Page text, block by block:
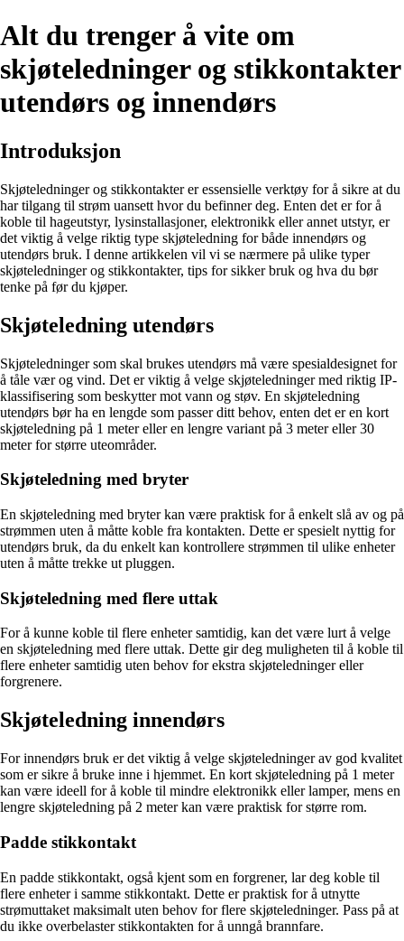
Alt du trenger å vite om
skjøteledninger og stikkontakter
utendørs og innendørs
Introduksjon
Skjøteledninger og stikkontakter er essensielle verktøy for å sikre at du
har tilgang til strøm uansett hvor du befinner deg. Enten det er for å
koble til hageutstyr, lysinstallasjoner, elektronikk eller annet utstyr, er
det viktig å velge riktig type skjøteledning for både innendørs og
utendørs bruk. I denne artikkelen vil vi se nærmere på ulike typer
skjøteledninger og stikkontakter, tips for sikker bruk og hva du bør
tenke på før du kjøper.
Skjøteledning utendørs
Skjøteledninger som skal brukes utendørs må være spesialdesignet for
å tåle vær og vind. Det er viktig å velge skjøteledninger med riktig IP-
klassifisering som beskytter mot vann og støv. En skjøteledning
utendørs bør ha en lengde som passer ditt behov, enten det er en kort
skjøteledning på 1 meter eller en lengre variant på 3 meter eller 30
meter for større uteområder.
Skjøteledning med bryter
En skjøteledning med bryter kan være praktisk for å enkelt slå av og på
strømmen uten å måtte koble fra kontakten. Dette er spesielt nyttig for
utendørs bruk, da du enkelt kan kontrollere strømmen til ulike enheter
uten å måtte trekke ut pluggen.
Skjøteledning med flere uttak
For å kunne koble til flere enheter samtidig, kan det være lurt å velge
en skjøteledning med flere uttak. Dette gir deg muligheten til å koble til
flere enheter samtidig uten behov for ekstra skjøteledninger eller
forgrenere.
Skjøteledning innendørs
For innendørs bruk er det viktig å velge skjøteledninger av god kvalitet
som er sikre å bruke inne i hjemmet. En kort skjøteledning på 1 meter
kan være ideell for å koble til mindre elektronikk eller lamper, mens en
lengre skjøteledning på 2 meter kan være praktisk for større rom.
Padde stikkontakt
En padde stikkontakt, også kjent som en forgrener, lar deg koble til
flere enheter i samme stikkontakt. Dette er praktisk for å utnytte
strømuttaket maksimalt uten behov for flere skjøteledninger. Pass på at
du ikke overbelaster stikkontakten for å unngå brannfare.